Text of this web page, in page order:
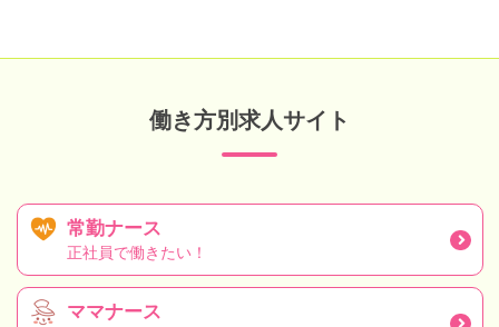
働き方別求人サイト
常勤ナース
正社員で働きたい！
ママナース